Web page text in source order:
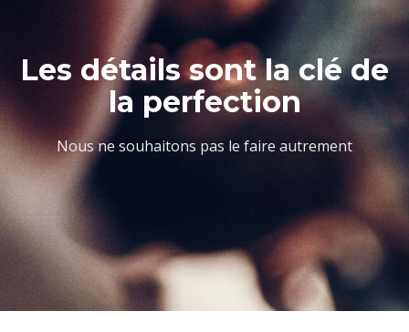
Les détails sont la clé de
la perfection
Nous ne souhaitons pas le faire autrement